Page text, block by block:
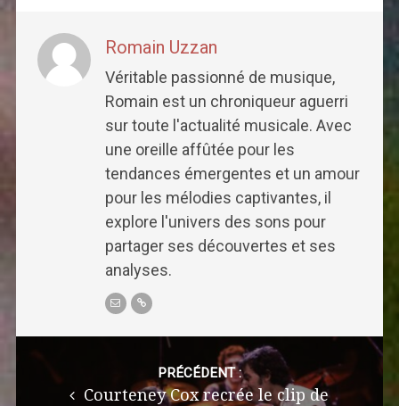
Romain Uzzan
Véritable passionné de musique,
Romain est un chroniqueur aguerri
sur toute l'actualité musicale. Avec
une oreille affûtée pour les
tendances émergentes et un amour
pour les mélodies captivantes, il
explore l'univers des sons pour
partager ses découvertes et ses
analyses.
navigation
PRÉCÉDENT :
Courteney Cox recrée le clip de